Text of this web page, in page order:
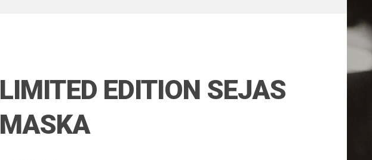
LIMITED EDITION SEJAS
MASKA